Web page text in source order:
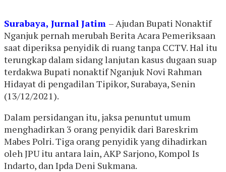
Surabaya, Jurnal Jatim – Ajudan Bupati Nonaktif
Nganjuk pernah merubah Berita Acara Pemeriksaan
saat diperiksa penyidik di ruang tanpa CCTV. Hal itu
terungkap dalam sidang lanjutan kasus dugaan suap
terdakwa Bupati nonaktif Nganjuk Novi Rahman
Hidayat di pengadilan Tipikor, Surabaya, Senin
(13/12/2021).
Dalam persidangan itu, jaksa penuntut umum
menghadirkan 3 orang penyidik dari Bareskrim
Mabes Polri. Tiga orang penyidik yang dihadirkan
oleh JPU itu antara lain, AKP Sarjono, Kompol Is
Indarto, dan Ipda Deni Sukmana.